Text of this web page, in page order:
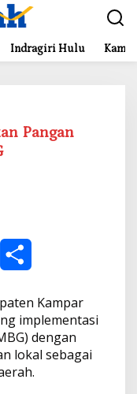
Indragiri Hulu
Pangan
a
r
e
Kampar
implementasi
dengan
lokal sebagai